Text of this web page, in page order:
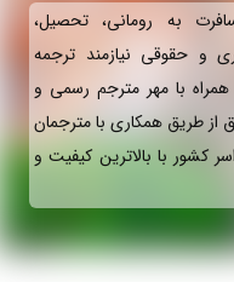
به رومانی، تحصیل،
و حقوقی نیازمند ترجمه
با مهر مترجم رسمی و
از طریق همکاری با مترجمان
کشور با بالاترین کیفیت و